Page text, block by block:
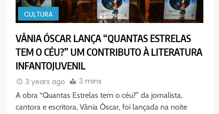
CULTURA
VÂNIA ÓSCAR LANÇA “QUANTAS ESTRELAS
TEM O CÉU?” UM CONTRIBUTO À LITERATURA
INFANTOJUVENIL
3 years ago 3 mins
A obra “Quantas Estrelas tem o céu?” da jornalista,
cantora e escritora, Vânia Óscar, foi lançada na noite